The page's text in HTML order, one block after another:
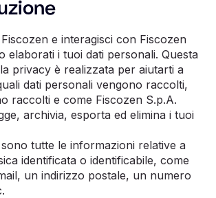
e interagisci con Fiscozen
elaborati i tuoi dati personali. Questa
privacy è realizzata per aiutarti a
dati personali vengono raccolti,
raccolti e come Fiscozen S.p.A.
archivia, esporta ed elimina i tuoi
tutte le informazioni relative a
identificata o identificabile, come
un indirizzo postale, un numero